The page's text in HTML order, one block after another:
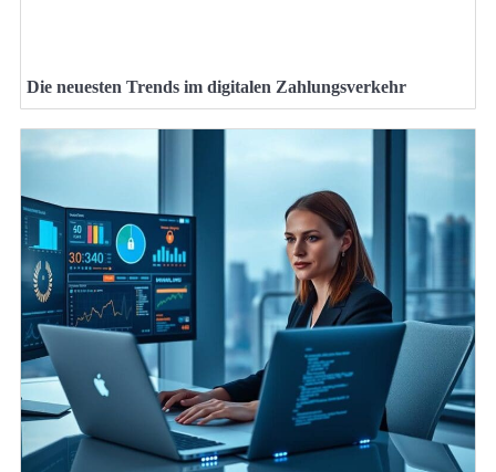
Die neuesten Trends im digitalen Zahlungsverkehr